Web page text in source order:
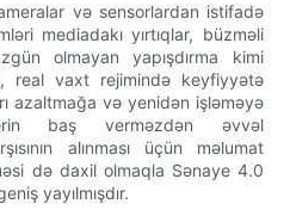
və sensorlardan istifadə
mediadakı yırtıqlar, büzməli
olmayan yapışdırma kimi
real vaxt rejimində keyfiyyətə
azaltmağa və yenidən işləməyə
baş verməzdən əvvəl
alınması üçün məlumat
də daxil olmaqla Sənaye 4.0
yayılmışdır.